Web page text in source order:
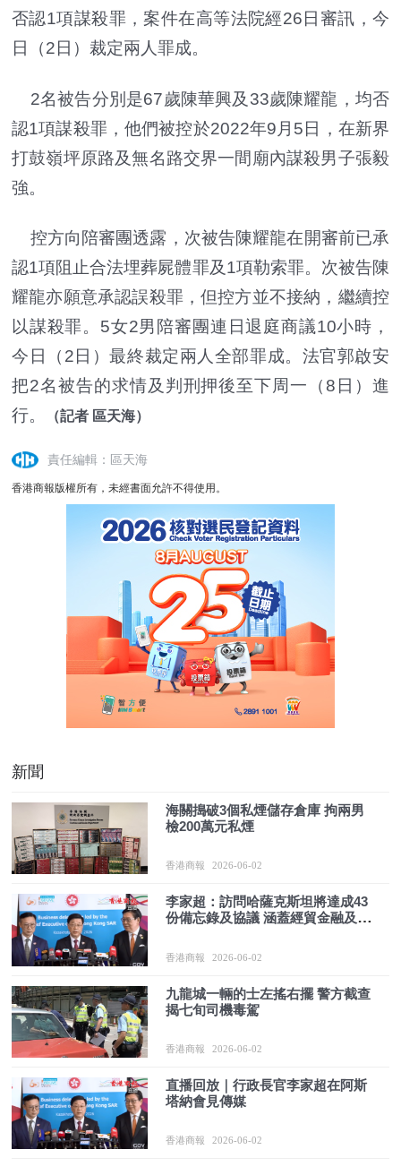
否認1項謀殺罪，案件在高等法院經26日審訊，今
日（2日）裁定兩人罪成。
2名被告分別是67歲陳華興及33歲陳耀龍，均否
認1項謀殺罪，他們被控於2022年9月5日，在新界
打鼓嶺坪原路及無名路交界一間廟內謀殺男子張毅
強。
控方向陪審團透露，次被告陳耀龍在開審前已承
認1項阻止合法埋葬屍體罪及1項勒索罪。次被告陳
耀龍亦願意承認誤殺罪，但控方並不接納，繼續控
以謀殺罪。5女2男陪審團連日退庭商議10小時，
今日（2日）最終裁定兩人全部罪成。法官郭啟安
把2名被告的求情及判刑押後至下周一（8日）進
行。
（記者 區天海）
責任編輯：區天海
香港商報版權所有，未經書面允許不得使用。
新聞
海關搗破3個私煙儲存倉庫 拘兩男
檢200萬元私煙
香港商報 2026-06-02
李家超：訪問哈薩克斯坦將達成43
份備忘錄及協議 涵蓋經貿金融及科
香港商報 2026-06-02
九龍城一輛的士左搖右擺 警方截查
揭七旬司機毒駕
香港商報 2026-06-02
直播回放｜行政長官李家超在阿斯
塔納會見傳媒
香港商報 2026-06-02